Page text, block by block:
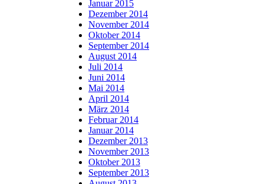
Januar 2015
Dezember 2014
November 2014
Oktober 2014
September 2014
August 2014
Juli 2014
Juni 2014
Mai 2014
April 2014
März 2014
Februar 2014
Januar 2014
Dezember 2013
November 2013
Oktober 2013
September 2013